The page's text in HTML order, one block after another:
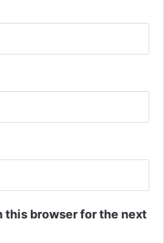
this browser for the next